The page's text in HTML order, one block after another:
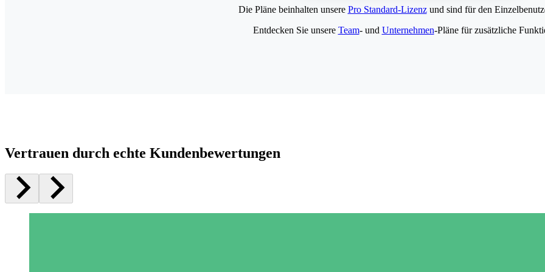
Die Pläne beinhalten unsere Pro Standard-Lizenzund sind für den
Entdecken Sie unsere Team- und Unternehmen-Pläne für zusätzliche
Vertrauen durch echte Kundenbewertungen